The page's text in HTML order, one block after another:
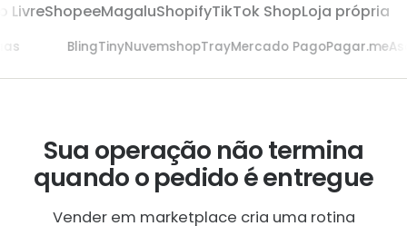
ShopeeMagaluShopifyTikTok ShopLoja própria
BlingTinyNuvemshopTrayMercado PagoPagar.me
Sua operação não termina
quando o pedido é entregue
Vender em marketplace cria uma rotina